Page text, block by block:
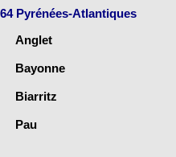
64 Pyrénées-Atlantiques
Anglet
Bayonne
Biarritz
Pau